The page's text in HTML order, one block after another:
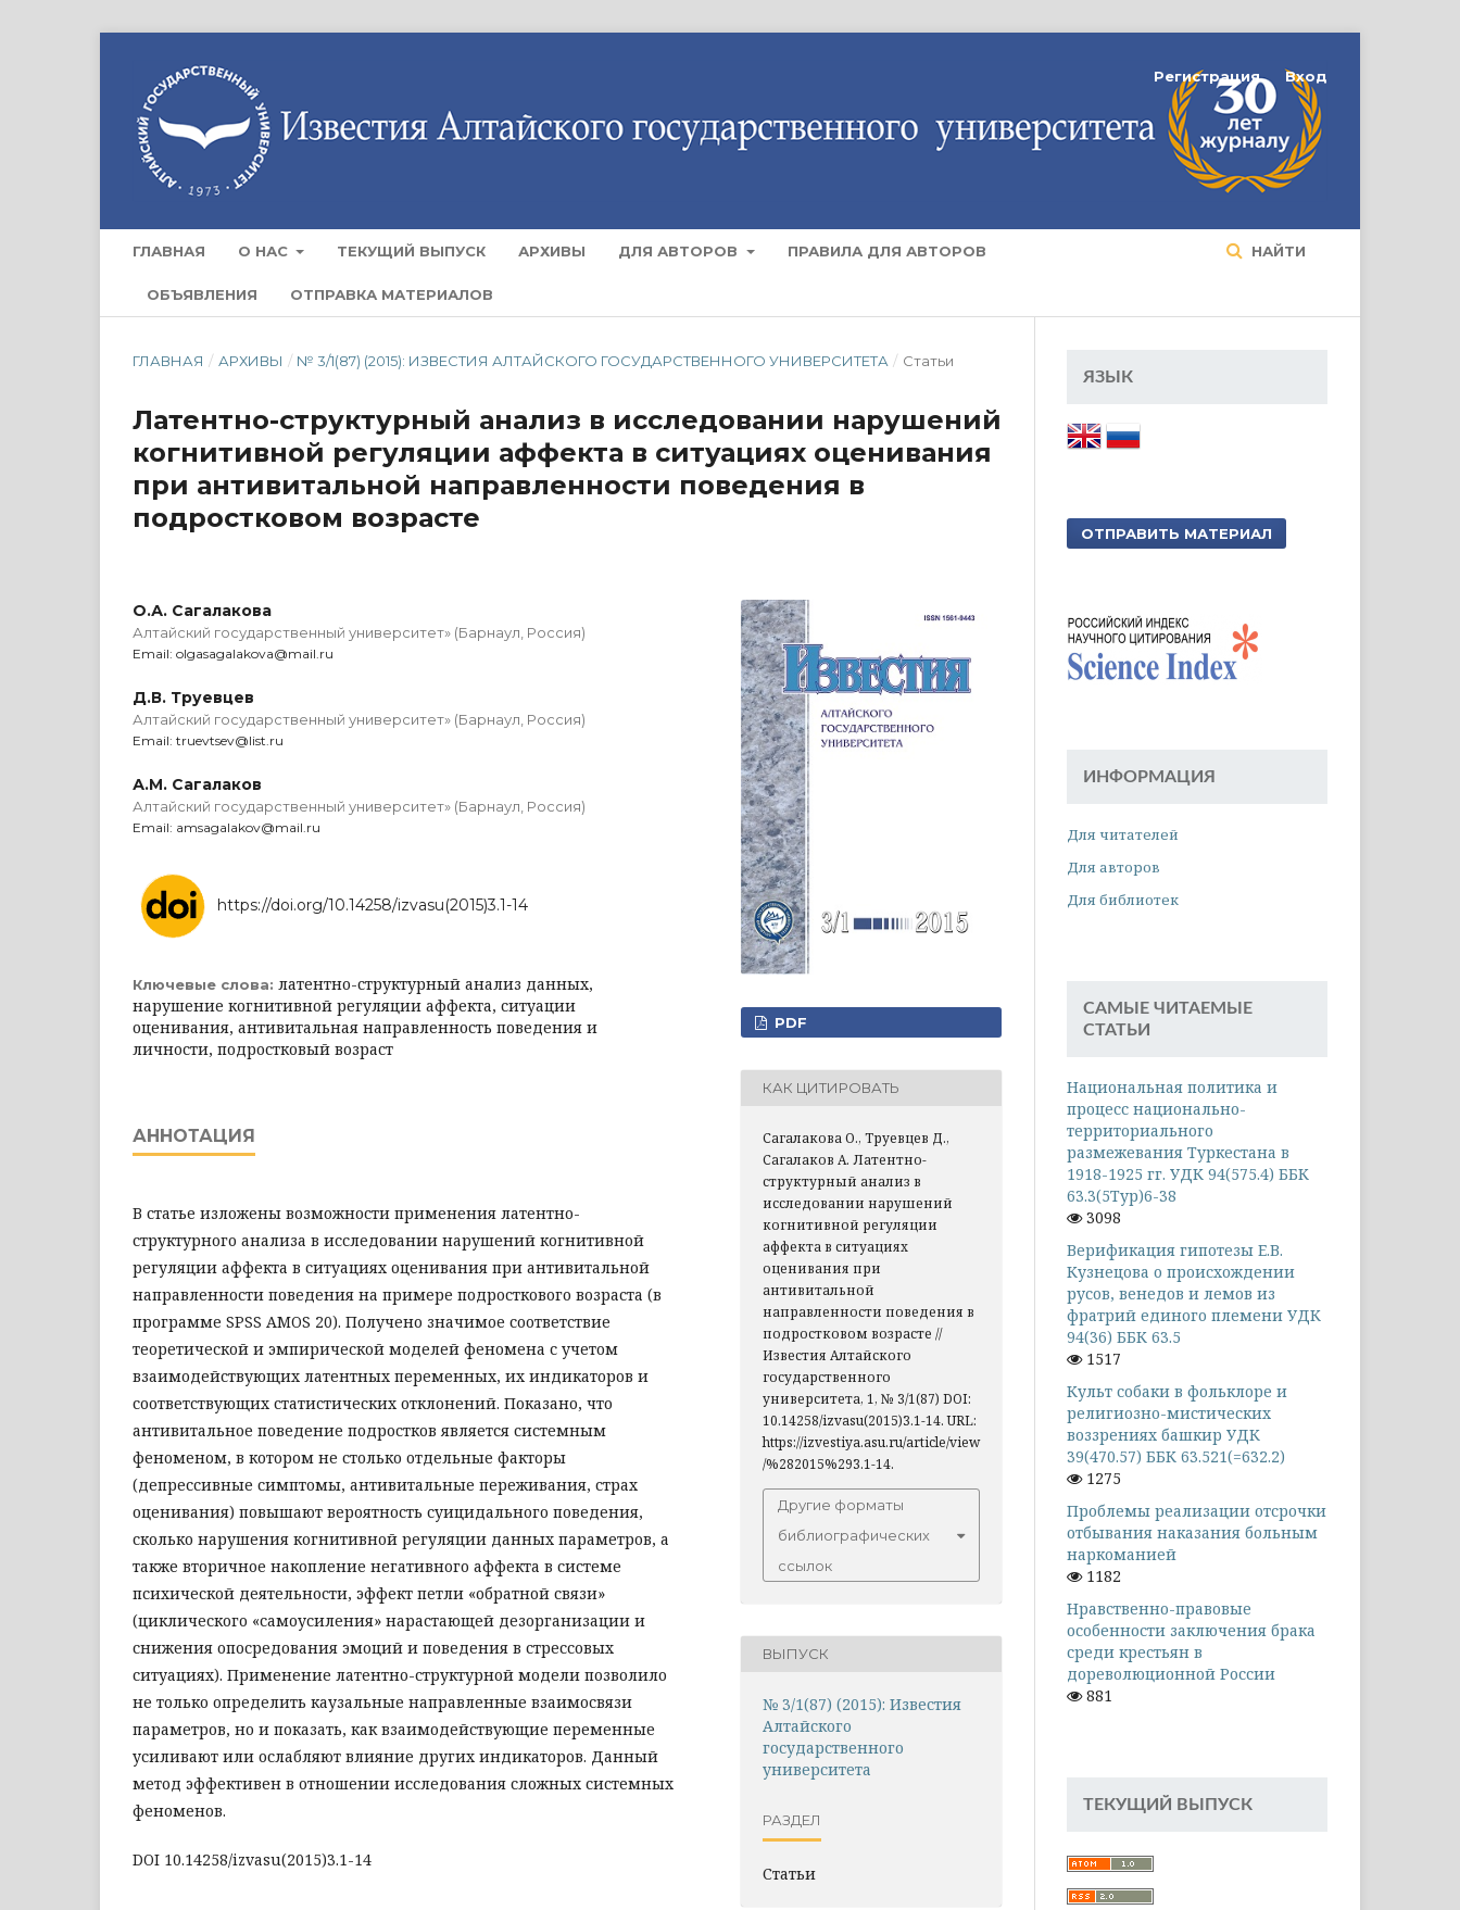
ГЛАВНАЯ О НАС ТЕКУЩИЙ ВЫПУСК АРХИВЫ ДЛЯ АВТОРОВ ПРАВИЛА ДЛЯ АВТОРОВ
ОБЪЯВЛЕНИЯ ОТПРАВКА МАТЕРИАЛОВ
НАЙТИ
Регистрация Вход
ГЛАВНАЯ / АРХИВЫ / № 3/1(87) (2015): ИЗВЕСТИЯ АЛТАЙСКОГО ГОСУДАРСТВЕННОГО УНИВЕРСИТЕТА / Статьи
Латентно-структурный анализ в исследовании нарушений
когнитивной регуляции аффекта в ситуациях оценивания
при антивитальной направленности поведения в
подростковом возрасте
О.А. Сагалакова
Алтайский государственный университет» (Барнаул, Россия)
Email: olgasagalakova@mail.ru
Д.В. Труевцев
Алтайский государственный университет» (Барнаул, Россия)
Email: truevtsev@list.ru
А.М. Сагалаков
Алтайский государственный университет» (Барнаул, Россия)
Email: amsagalakov@mail.ru
https://doi.org/10.14258/izvasu(2015)3.1-14
Ключевые слова: латентно-структурный анализ данных,
нарушение когнитивной регуляции аффекта, ситуации
оценивания, антивитальная направленность поведения и
личности, подростковый возраст
АННОТАЦИЯ
В статье изложены возможности применения латентно-
структурного анализа в исследовании нарушений когнитивной
регуляции аффекта в ситуациях оценивания при антивитальной
направленности поведения на примере подросткового возраста (в
программе SPSS AMOS 20). Получено значимое соответствие
теоретической и эмпирической моделей феномена с учетом
взаимодействующих латентных переменных, их индикаторов и
соответствующих статистических отклонений. Показано, что
антивитальное поведение подростков является системным
феноменом, в котором не столько отдельные факторы
(депрессивные симптомы, антивитальные переживания, страх
оценивания) повышают вероятность суицидального поведения,
сколько нарушения когнитивной регуляции данных параметров, а
также вторичное накопление негативного аффекта в системе
психической деятельности, эффект петли «обратной связи»
(циклического «самоусиления» нарастающей дезорганизации и
снижения опосредования эмоций и поведения в стрессовых
ситуациях). Применение латентно-структурной модели позволило
не только определить каузальные направленные взаимосвязи
параметров, но и показать, как взаимодействующие переменные
усиливают или ослабляют влияние других индикаторов. Данный
метод эффективен в отношении исследования сложных системных
феноменов.
DOI 10.14258/izvasu(2015)3.1-14
PDF
КАК ЦИТИРОВАТЬ
Сагалакова О., Труевцев Д.,
Сагалаков А. Латентно-
структурный анализ в
исследовании нарушений
когнитивной регуляции
аффекта в ситуациях
оценивания при
антивитальной
направленности поведения в
подростковом возрасте //
Известия Алтайского
государственного
университета, 1, № 3/1(87) DOI:
10.14258/izvasu(2015)3.1-14. URL:
https://izvestiya.asu.ru/article/view
/%282015%293.1-14.
Другие форматы
библиографических
ссылок
ВЫПУСК
№ 3/1(87) (2015): Известия
Алтайского
государственного
университета
РАЗДЕЛ
Статьи
ЯЗЫК
ОТПРАВИТЬ МАТЕРИАЛ
ИНФОРМАЦИЯ
Для читателей
Для авторов
Для библиотек
САМЫЕ ЧИТАЕМЫЕ
СТАТЬИ
Национальная политика и
процесс национально-
территориального
размежевания Туркестана в
1918-1925 гг. УДК 94(575.4) ББК
63.3(5Тур)6-38
3098
Верификация гипотезы Е.В.
Кузнецова о происхождении
русов, венедов и лемов из
фратрий единого племени УДК
94(36) ББК 63.5
1517
Культ собаки в фольклоре и
религиозно-мистических
воззрениях башкир УДК
39(470.57) ББК 63.521(=632.2)
1275
Проблемы реализации отсрочки
отбывания наказания больным
наркоманией
1182
Нравственно-правовые
особенности заключения брака
среди крестьян в
дореволюционной России
881
ТЕКУЩИЙ ВЫПУСК